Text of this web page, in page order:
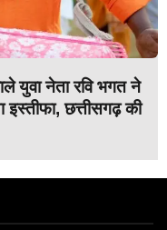
युवा नेता रवि भगत ने
इस्तीफा, छत्तीसगढ़ की